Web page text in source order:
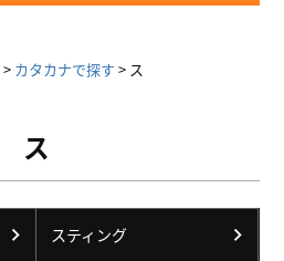
カタカナで探す ス
ス
スティング